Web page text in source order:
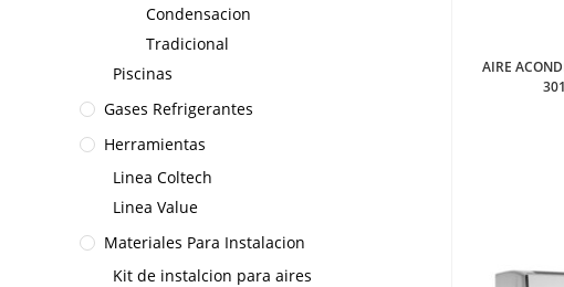
AIRE
Condensacion
Tradicional
Piscinas
Gases Refrigerantes
Herramientas
Linea Coltech
Linea Value
Materiales Para Instalacion
Kit de instalcion para aires